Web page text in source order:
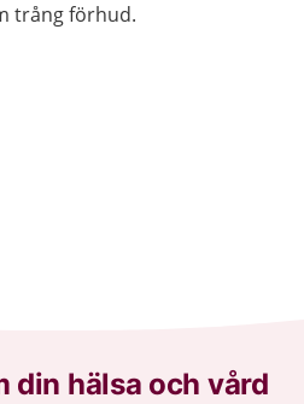
trång förhud.
din hälsa och vård